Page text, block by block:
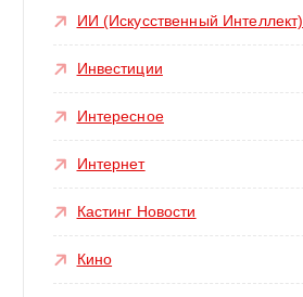
ИИ (Искусственный Интеллект)
Инвестиции
Интересное
Интернет
Кастинг Новости
Кино